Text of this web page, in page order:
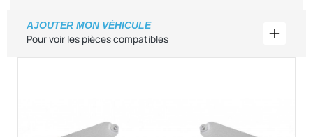
Pour voir les pièces compatibles
AJOUTER MON VÉHICULE